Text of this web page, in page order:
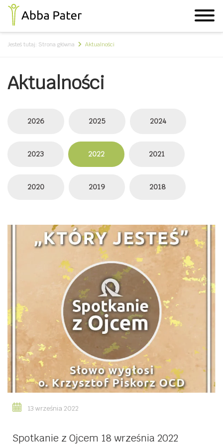
Jesteś tutaj: Strona główna Aktualności
Aktualności
2026 2025 2024
2023 2022 2021
2020 2019 2018
13 września 2022
Spotkanie z Ojcem 18 września 2022